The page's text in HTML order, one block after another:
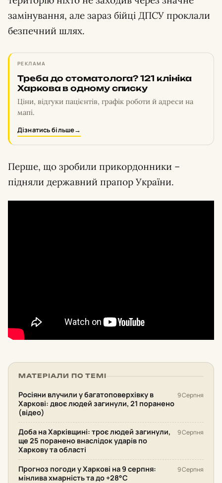
замінування, але зараз бійці ДПСУ проклали
безпечний шлях.
РЕКЛАМА
Треба до стоматолога? 121 клініка
Харкова в одному списку
Ціни, відгуки пацієнтів, графік роботи й адреси на
мапі.
Дізнатись більше→
Перше, що зробили прикордонники –
підняли державний прапор України.
МАТЕРІАЛИ ПО ТЕМІ
Росіяни влучили у багатоповерхівку в
Харкові: двоє людей загинули, 21 поранено
(відео)
9 Серпня
Доба на Харківщині: троє людей загинули,
ще 25 поранено внаслідок ударів по
Харкову та області
9 Серпня
Прогноз погоди у Харкові на 9 серпня:
мінлива хмарність та до +28°С
9 Серпня